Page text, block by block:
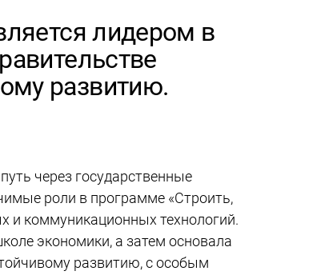
лидером в
развитию.
через государственные
роли в программе «Строить,
и коммуникационных технологий.
экономики, а затем основала
развитию, с особым